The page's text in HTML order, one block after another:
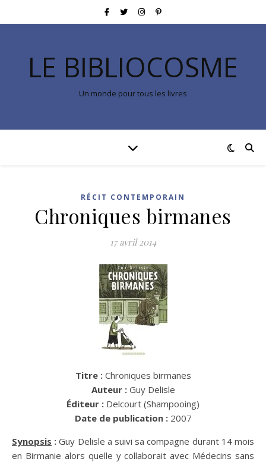
LE BIBLIOCOSME
Un monde pour tous les livres
RÉCIT CONTEMPORAIN
Chroniques birmanes
17 avril 2014
Titre : Chroniques birmanes
Auteur : Guy Delisle
Éditeur : Delcourt (Shampooing)
Date de publication : 2007
Synopsis :Guy Delisle a suivi sa compagne durant 14 mois
en Birmanie alors quelle y collaborait avec Médecins sans